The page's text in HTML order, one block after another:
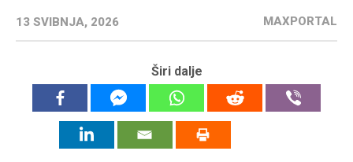
13 SVIBNJA, 2026 MAXPORTAL
Širi dalje